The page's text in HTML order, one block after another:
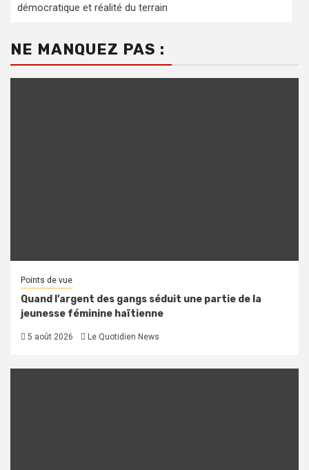
démocratique et réalité du terrain
NE MANQUEZ PAS :
Points de vue
Quand l’argent des gangs séduit une partie de la
jeunesse féminine haïtienne
5 août 2026 Le Quotidien News